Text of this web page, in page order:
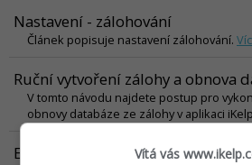
Nastavení - zálohování
Článek popisuje nastavení zálohování.
Ruční vytvoření zálohy a obnova
V tomto návodu najdete postup pro
obnovy databáze ze zálohy v aplikaci
Export skladových karet do excelu
Vítá vás